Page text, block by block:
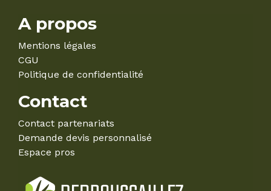
A propos
Mentions légales
CGU
Politique de confidentialité
Contact
Contact partenariats
Demande devis personnalisé
Espace pros